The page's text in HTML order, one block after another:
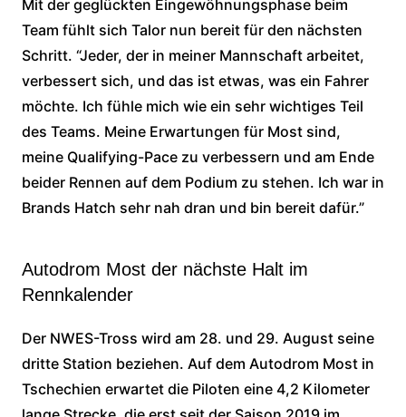
Mit der geglückten Eingewöhnungsphase beim
Team fühlt sich Talor nun bereit für den nächsten
Schritt. “Jeder, der in meiner Mannschaft arbeitet,
verbessert sich, und das ist etwas, was ein Fahrer
möchte. Ich fühle mich wie ein sehr wichtiges Teil
des Teams. Meine Erwartungen für Most sind,
meine Qualifying-Pace zu verbessern und am Ende
beider Rennen auf dem Podium zu stehen. Ich war in
Brands Hatch sehr nah dran und bin bereit dafür.”
Autodrom Most der nächste Halt im
Rennkalender
Der NWES-Tross wird am 28. und 29. August seine
dritte Station beziehen. Auf dem Autodrom Most in
Tschechien erwartet die Piloten eine 4,2 Kilometer